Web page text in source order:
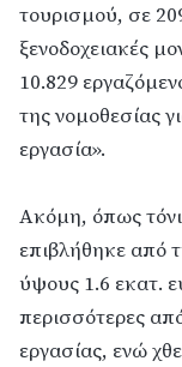
τουρισμού, σε
ξενοδοχειακές
10.829
της νομοθεσίας
εργασία».
Ακόμη, όπως
επιβλήθηκε από
ύψους 1.6 εκατ.
περισσότερες
εργασίας, ενώ